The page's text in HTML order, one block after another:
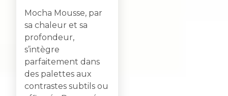
Mocha Mousse, par
sa chaleur et sa
profondeur,
s’intègre
parfaitement dans
des palettes aux
contrastes subtils ou